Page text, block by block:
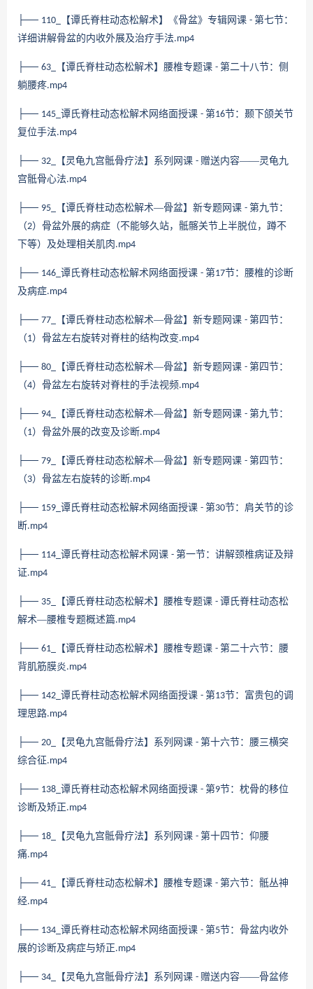
├── 110_ 【谭氏脊柱动态松解术】《骨盆》专辑网课 - 第七节：
详细讲解骨盆的内收外展及治疗手法.mp4
├── 63_ 【谭氏脊柱动态松解术】腰椎专题课 - 第二十八节：侧
躺腰疼.mp4
├── 145_ 谭氏脊柱动态松解术网络面授课 - 第16节：颞下颌关节
复位手法.mp4
├── 32_ 【灵龟九宫骶骨疗法】系列网课 - 赠送内容——灵龟九
宫骶骨心法.mp4
├── 95_ 【谭氏脊柱动态松解术—骨盆】新专题网课 - 第九节：
（2）骨盆外展的病症（不能够久站，骶髂关节上半脱位，蹲不
下等）及处理相关肌肉 .mp4
├── 146_ 谭氏脊柱动态松解术网络面授课 - 第17节：腰椎的诊断
及病症.mp4
├── 77_ 【谭氏脊柱动态松解术—骨盆】新专题网课 - 第四节：
（1）骨盆左右旋转对脊柱的结构改变.mp4
├── 80_ 【谭氏脊柱动态松解术—骨盆】新专题网课 - 第四节：
（4）骨盆左右旋转对脊柱的手法视频.mp4
├── 94_ 【谭氏脊柱动态松解术—骨盆】新专题网课 - 第九节：
（1）骨盆外展的改变及诊断.mp4
├── 79_ 【谭氏脊柱动态松解术—骨盆】新专题网课 - 第四节：
（3）骨盆左右旋转的诊断.mp4
├── 159_ 谭氏脊柱动态松解术网络面授课 - 第30节：肩关节的诊
断.mp4
├── 114_ 谭氏脊柱动态松解术网课 - 第一节：讲解颈椎病证及辩
证.mp4
├── 35_ 【谭氏脊柱动态松解术】腰椎专题课 - 谭氏脊柱动态松
解术—腰椎专题概述篇.mp4
├── 61_ 【谭氏脊柱动态松解术】腰椎专题课 - 第二十六节：腰
背肌筋膜炎.mp4
├── 142_ 谭氏脊柱动态松解术网络面授课 - 第13节：富贵包的调
理思路.mp4
├── 20_ 【灵龟九宫骶骨疗法】系列网课 - 第十六节：腰三横突
综合征.mp4
├── 138_ 谭氏脊柱动态松解术网络面授课 - 第9节：枕骨的移位
诊断及矫正.mp4
├── 18_ 【灵龟九宫骶骨疗法】系列网课 - 第十四节：仰腰
痛.mp4
├── 41_ 【谭氏脊柱动态松解术】腰椎专题课 - 第六节：骶丛神
经.mp4
├── 134_ 谭氏脊柱动态松解术网络面授课 - 第5节：骨盆内收外
展的诊断及病症与矫正.mp4
├── 34_ 【灵龟九宫骶骨疗法】系列网课 - 赠送内容——骨盆修